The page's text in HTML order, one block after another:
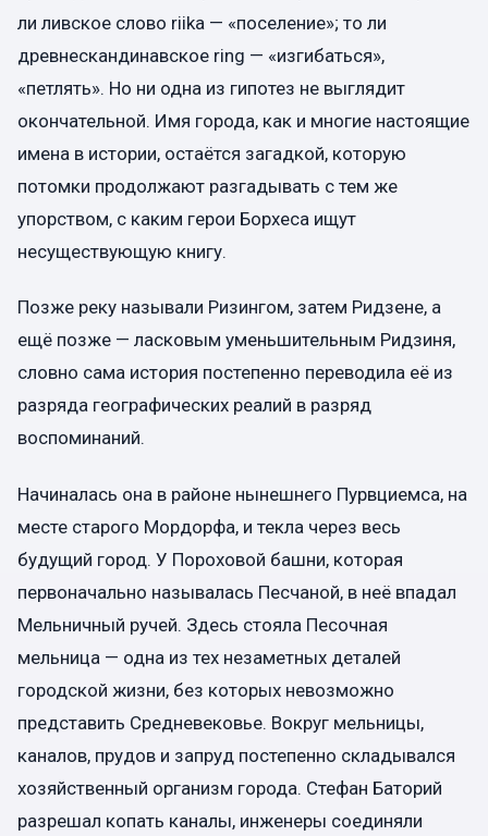
ли ливское слово riika — «поселение»; то ли
древнескандинавское ring — «изгибаться»,
«петлять». Но ни одна из гипотез не выглядит
окончательной. Имя города, как и многие настоящие
имена в истории, остаётся загадкой, которую
потомки продолжают разгадывать с тем же
упорством, с каким герои Борхеса ищут
несуществующую книгу.
Позже реку называли Ризингом, затем Ридзене, а
ещё позже — ласковым уменьшительным Ридзиня,
словно сама история постепенно переводила её из
разряда географических реалий в разряд
воспоминаний.
Начиналась она в районе нынешнего Пурвциемса, на
месте старого Мордорфа, и текла через весь
будущий город. У Пороховой башни, которая
первоначально называлась Песчаной, в неё впадал
Мельничный ручей. Здесь стояла Песочная
мельница — одна из тех незаметных деталей
городской жизни, без которых невозможно
представить Средневековье. Вокруг мельницы,
каналов, прудов и запруд постепенно складывался
хозяйственный организм города. Стефан Баторий
разрешал копать каналы, инженеры соединяли